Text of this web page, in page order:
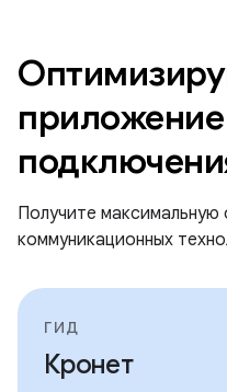
Получите максимальную
коммуникационных
ГИД
Кронет